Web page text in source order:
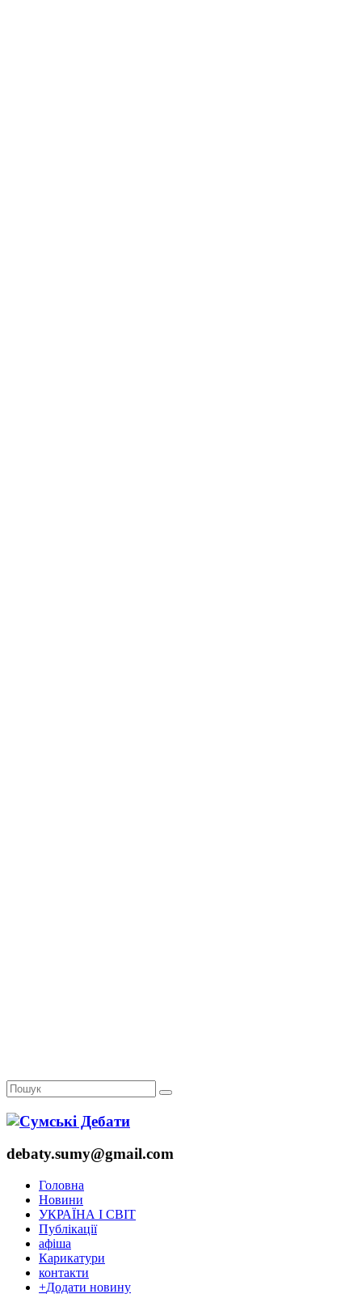
debaty.sumy@gmail.com
Головна
Новини
УКРАЇНА І СВІТ
Публікації
афіша
Карикатури
контакти
+Додати новину